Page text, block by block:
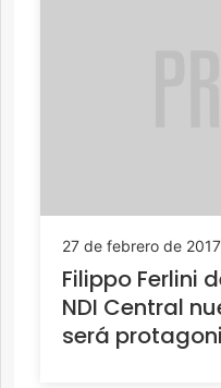
27 de febrero de 2017
Filippo Ferlini
NDI Central
será